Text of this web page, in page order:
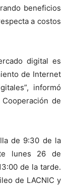
beneficios
a costos
digital es
de Internet
informó
de
de 9:30 de la
lunes 26 de
de la tarde.
de LACNIC y